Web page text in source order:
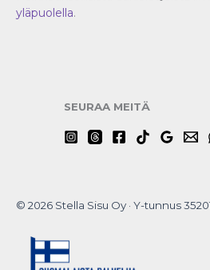
yläpuolella.
SEURAA MEITÄ
© 2026 Stella Sisu Oy · Y-tunnus